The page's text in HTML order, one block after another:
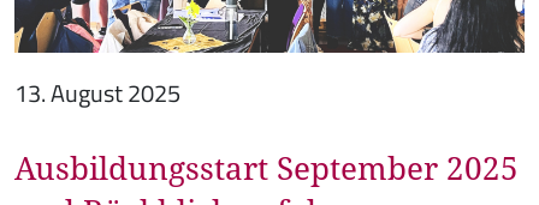
13. August 2025
Ausbildungsstart September 2025